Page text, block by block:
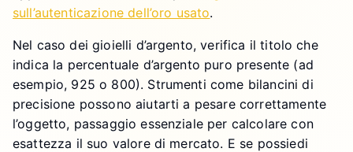
sull’autenticazione dell’oro usato.
Nel caso dei gioielli d’argento, verifica il titolo che
indica la percentuale d’argento puro presente (ad
esempio, 925 o 800). Strumenti come bilancini di
precisione possono aiutarti a pesare correttamente
l’oggetto, passaggio essenziale per calcolare con
esattezza il suo valore di mercato. E se possiedi